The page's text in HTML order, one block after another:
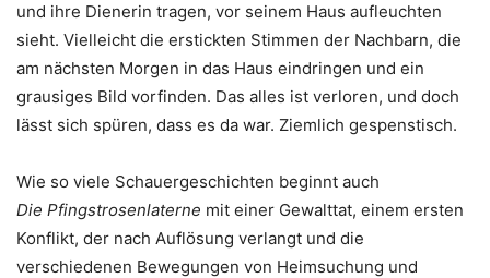
und ihre Dienerin tragen, vor seinem Haus aufleuchten
sieht. Vielleicht die erstickten Stimmen der Nachbarn, die
am nächsten Morgen in das Haus eindringen und ein
grausiges Bild vorfinden. Das alles ist verloren, und doch
lässt sich spüren, dass es da war. Ziemlich gespenstisch.
Wie so viele Schauergeschichten beginnt auch
Die Pfingstrosenlaterne mit einer Gewalttat, einem ersten
Konflikt, der nach Auflösung verlangt und die
verschiedenen Bewegungen von Heimsuchung und